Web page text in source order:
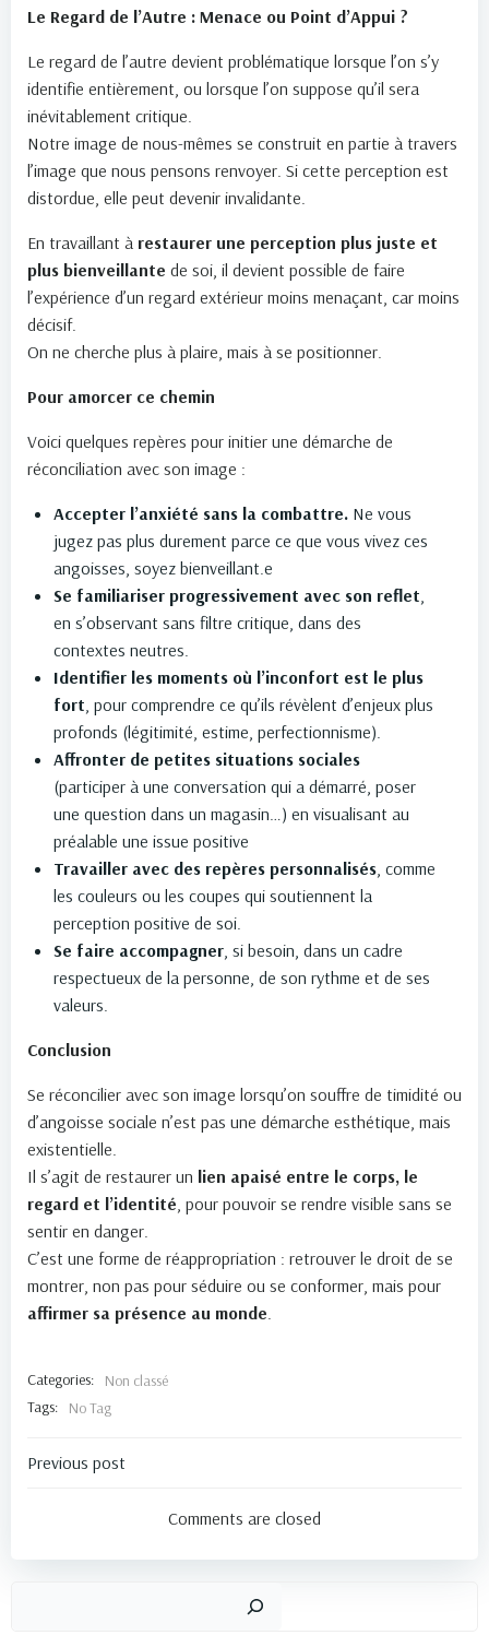
Le Regard de l’Autre : Menace ou Point d’Appui ?
Le regard de l’autre devient problématique lorsque l’on s’y
identifie entièrement, ou lorsque l’on suppose qu’il sera
inévitablement critique.
Notre image de nous-mêmes se construit en partie à travers
l’image que nous pensons renvoyer. Si cette perception est
distordue, elle peut devenir invalidante.
En travaillant à restaurer une perception plus juste et
plus bienveillante de soi, il devient possible de faire
l’expérience d’un regard extérieur moins menaçant, car moins
décisif.
On ne cherche plus à plaire, mais à se positionner.
Pour amorcer ce chemin
Voici quelques repères pour initier une démarche de
réconciliation avec son image :
Accepter l’anxiété sans la combattre. Ne vous
jugez pas plus durement parce ce que vous vivez ces
angoisses, soyez bienveillant.e
Se familiariser progressivement avec son reflet
en s’observant sans filtre critique, dans des
contextes neutres.
Identifier les moments où l’inconfort est le plus
fort , pour comprendre ce qu’ils révèlent d’enjeux plus
profonds (légitimité, estime, perfectionnisme).
Affronter de petites situations sociales
(participer à une conversation qui a démarré, poser
une question dans un magasin…) en visualisant au
préalable une issue positive
Travailler avec des repères personnalisés , comme
les couleurs ou les coupes qui soutiennent la
perception positive de soi.
Se faire accompagner , si besoin, dans un cadre
respectueux de la personne, de son rythme et de ses
valeurs.
Conclusion
Se réconcilier avec son image lorsqu’on souffre de timidité ou
d’angoisse sociale n’est pas une démarche esthétique, mais
existentielle.
Il s’agit de restaurer un lien apaisé entre le corps, le
regard et l’identité , pour pouvoir se rendre visible sans se
sentir en danger.
C’est une forme de réappropriation : retrouver le droit de se
montrer, non pas pour séduire ou se conformer, mais pour
affirmer sa présence au monde
Categories:
Non classé
Tags:
No Tag
Navigation
l’article
Previous post
Comments are closed